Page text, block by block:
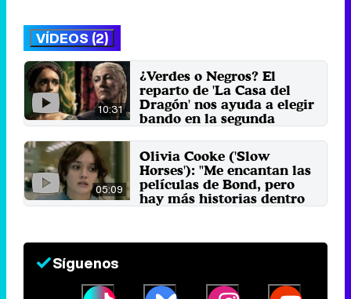
VÍDEOS (2)
10:31
¿Verdes o Negros? El
reparto de 'La Casa del
Dragón' nos ayuda a elegir
bando en la segunda
temporada
14 de junio 2024
05:09
Olivia Cooke ('Slow
Horses'): "Me encantan las
películas de Bond, pero
hay más historias dentro
del género"
Síguenos